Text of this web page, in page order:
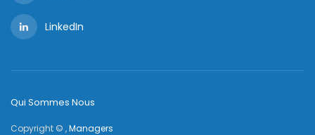
LinkedIn
Qui Sommes Nous
Copyright © ,Managers